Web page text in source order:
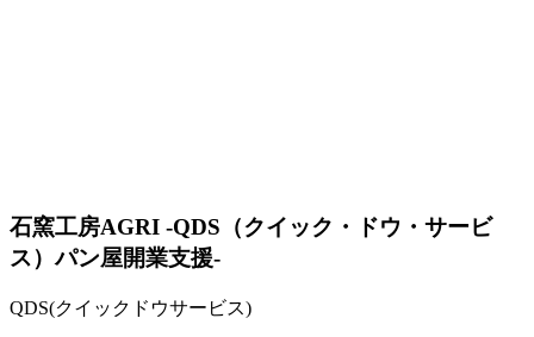
石窯工房AGRI -QDS（クイック・ドウ・サービ
ス）パン屋開業支援-
QDS(クイックドウサービス)